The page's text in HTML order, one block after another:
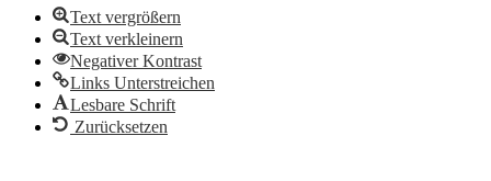
Text vergrößern
Text verkleinern
Negativer Kontrast
Links Unterstreichen
Lesbare Schrift
Zurücksetzen